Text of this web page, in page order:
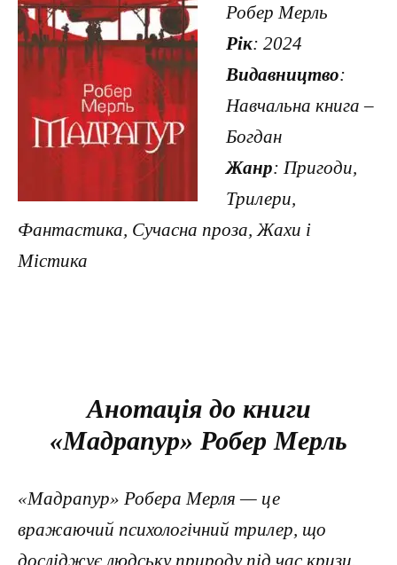
Робер Мерль
Рік: 2024
Видавництво:
Навчальна книга –
Богдан
Жанр: Пригоди,
Трилери,
Фантастика, Сучасна проза, Жахи і
Містика
Анотація до книги
«Мадрапур» Робер Мерль
«Мадрапур» Робера Мерля — це
вражаючий психологічний трилер, що
досліджує людську природу під час кризи.